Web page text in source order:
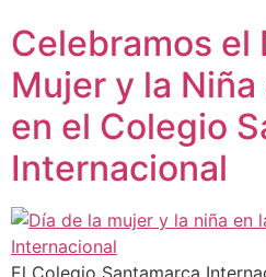
Celebramos el
Mujer y la
en el Colegio
Internacional
El Colegio Santamarca